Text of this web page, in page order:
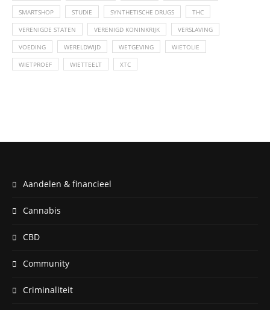
SMARTSHOP STUDIE SYNTHETISCHE DRUGS THC
VERENIGDE STATEN VERENIGD KONINKRIJK VERSLAVING
VOEDING WERELDWIJD WETGEVING WIETOLIE
WIETPROEF WIETTEELT XTC
Aandelen & financieel
Cannabis
CBD
Community
Criminaliteit